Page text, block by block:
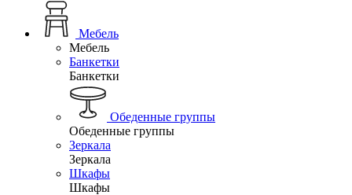
Мебель
Мебель
Банкетки
Банкетки
Обеденные группы
Обеденные группы
Зеркала
Зеркала
Шкафы
Шкафы